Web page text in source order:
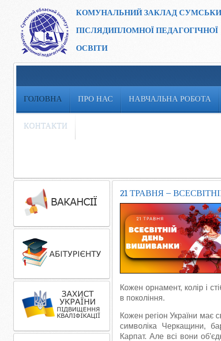
КОМУНАЛЬНИЙ ЗАКЛАД
ПІСЛЯДИПЛОМНОЇ ПЕДАГОГІЧНОЇ
ОСВІТИ
ГОЛОВНА ПРО НАС НАВЧАЛЬНА РОБОТА
КОНТАКТИ
21 ТРАВНЯ —
Кожен орнамент, колір і
в покоління.
Кожен регіон України має
символіка Черкащини,
Карпат. Але всі вони